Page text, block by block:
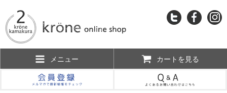
メニュー カートを見る